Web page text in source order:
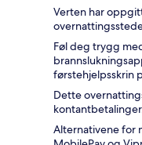
Verten har
Føl deg trygg
førstehjelpsskrin
Dette
Alternativene for